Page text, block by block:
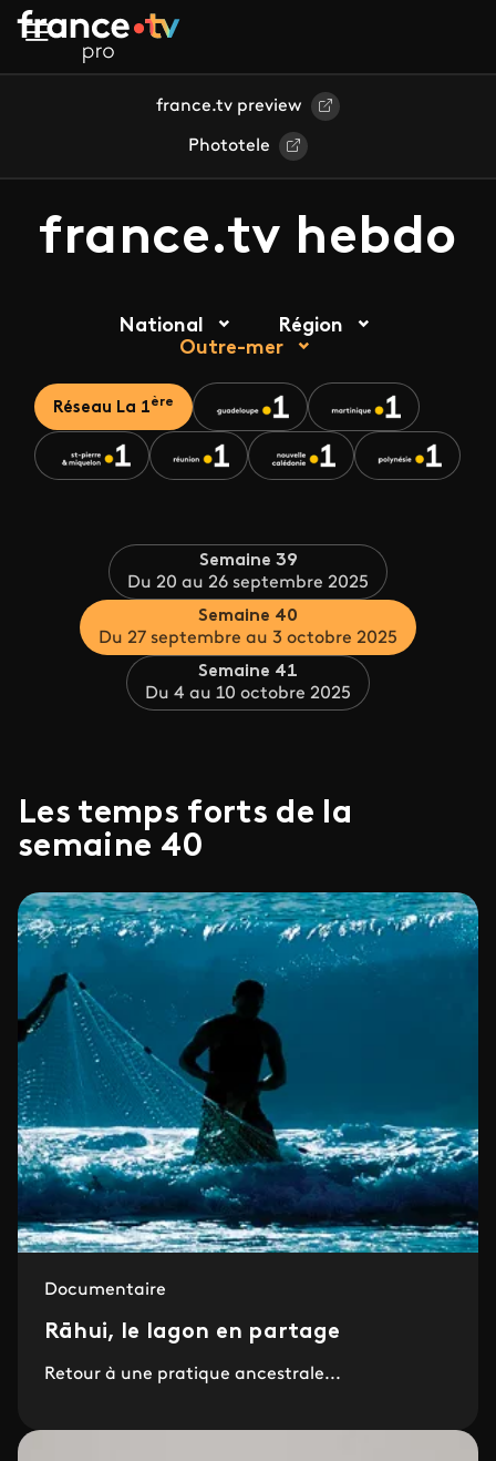
Aller au contenu principal
france.tv preview
Phototele
france.tv hebdo
National
Région
Outre-mer
Réseau La 1ère
Semaine 39
Du 20 au 26 septembre 2025
Semaine 40
Du 27 septembre au 3 octobre 2025
Semaine 41
Du 4 au 10 octobre 2025
Les temps forts de la
semaine 40
Documentaire
Rāhui, le lagon en partage
Retour à une pratique ancestrale...